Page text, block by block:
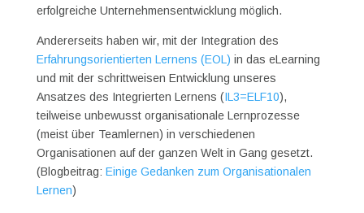
erfolgreiche Unternehmensentwicklung möglich.
Andererseits haben wir, mit der Integration des
Erfahrungsorientierten Lernens (EOL) in das eLearning
und mit der schrittweisen Entwicklung unseres
Ansatzes des Integrierten Lernens (IL3=ELF10),
teilweise unbewusst organisationale Lernprozesse
(meist über Teamlernen) in verschiedenen
Organisationen auf der ganzen Welt in Gang gesetzt.
(Blogbeitrag: Einige Gedanken zum Organisationalen
Lernen)